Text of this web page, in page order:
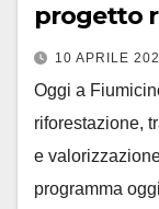
progetto
10 APRILE
Oggi a
riforestazione,
e
programma